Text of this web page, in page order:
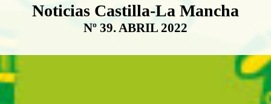
Boletín Noticias Castilla-La
Noticias Castilla-La Mancha
Nº 39. ABRIL 2022